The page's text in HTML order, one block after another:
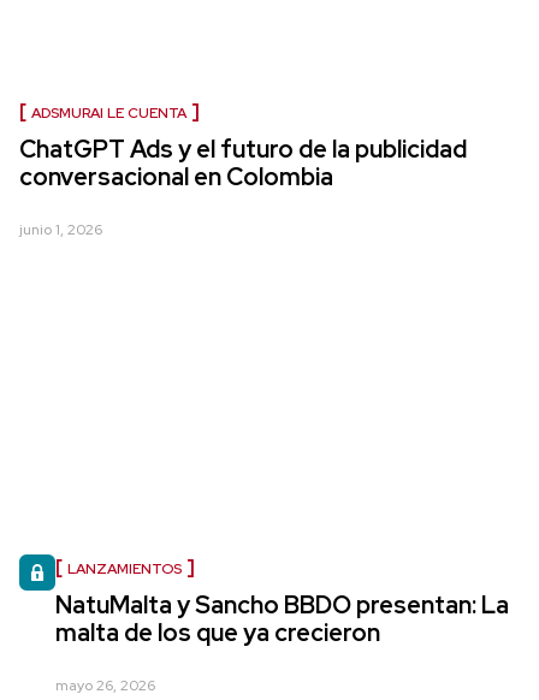
ADSMURAI LE CUENTA
ChatGPT Ads y el futuro de la publicidad
conversacional en Colombia
junio 1, 2026
LANZAMIENTOS
NatuMalta y Sancho BBDO presentan: La
malta de los que ya crecieron
mayo 26, 2026